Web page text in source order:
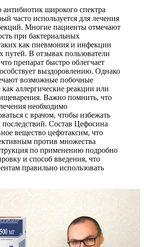
широкого спектра
часто используется для лечения
Многие пациенты отмечают
при бактериальных
как пневмония и инфекции
В отзывах пользователи
препарат быстро облегчает
выздоровлению. Однако
возможные побочные
аллергические реакции или
Важно помнить, что
необходимо
с врачом, чтобы избежать
Состав Цефосина
вещество цефотаксим, что
против множества
по применению подробно
и способ введения, что
правильно использовать